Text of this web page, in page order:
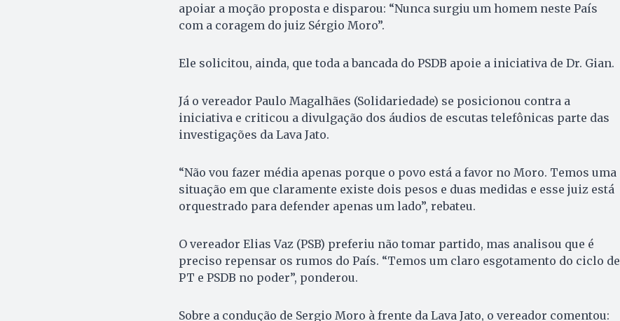
apoiar a moção proposta e disparou: “Nunca surgiu um homem neste País
com a coragem do juiz Sérgio Moro”.
Ele solicitou, ainda, que toda a bancada do PSDB apoie a iniciativa de Dr. Gian.
Já o vereador Paulo Magalhães (Solidariedade) se posicionou contra a
iniciativa e criticou a divulgação dos áudios de escutas telefônicas parte das
investigações da Lava Jato.
“Não vou fazer média apenas porque o povo está a favor no Moro. Temos uma
situação em que claramente existe dois pesos e duas medidas e esse juiz está
orquestrado para defender apenas um lado”, rebateu.
O vereador Elias Vaz (PSB) preferiu não tomar partido, mas analisou que é
preciso repensar os rumos do País. “Temos um claro esgotamento do ciclo de
PT e PSDB no poder”, ponderou.
Sobre a condução de Sergio Moro à frente da Lava Jato, o vereador comentou: